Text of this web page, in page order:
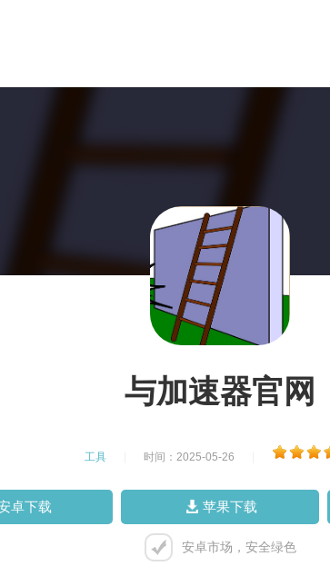
与加速器官网
工具 时间：2025-05-26
卓下载 苹果下载
安卓市场，安全绿色